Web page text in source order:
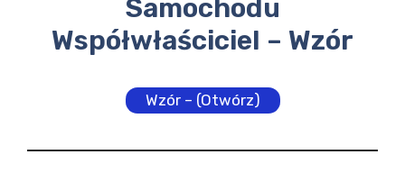
Samochodu
Współwłaściciel – Wzór
Wzór – (Otwórz)